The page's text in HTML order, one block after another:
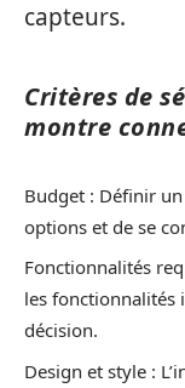
capteurs.
Critères de
montre
Budget : Définir
options et de se
Fonctionnalités
les fonctionnalités
décision.
Design et style :